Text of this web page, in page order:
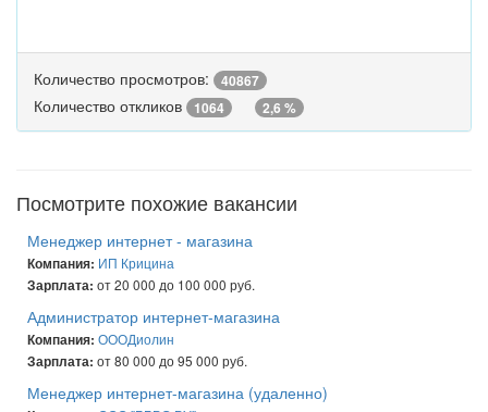
Количество просмотров: 40867
Количество откликов 1064 2,6 %
Посмотрите похожие вакансии
Менеджер интернет - магазина
Компания: ИП Крицина
Зарплата: от 20 000 до 100 000 руб.
Администратор интернет-магазина
Компания: ОООДиолин
Зарплата: от 80 000 до 95 000 руб.
Менеджер интернет-магазина (удаленно)